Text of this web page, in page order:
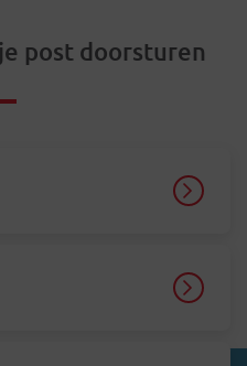
post doorsturen